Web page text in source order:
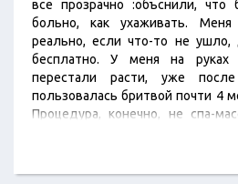
все прозрачно :объснили, что
больно, как ухаживать. Меня
реально, если что-то не
бесплатно. У меня на руках
перестали расти, уже
пользовалась бритвой почти 4
Процедура, конечно, не спа-
маркетинговой мишуры. Для